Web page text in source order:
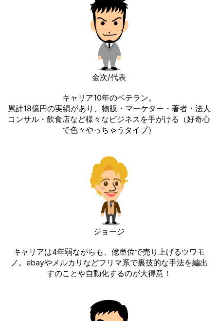
金次/代表
キャリア10年のベテラン。
累計18億円の実績があり、物販・マーケター・著者・法人
コンサル・飲食店など様々なビジネスを手がける（好奇心
で色々やっちゃうタイプ）
ジョージ
キャリアは4年弱ながらも、億単位で売り上げるツワモ
ノ。ebayやメルカリなどフリマ系で裏技的な手法を編出
すのことや自動化するのが大得意！